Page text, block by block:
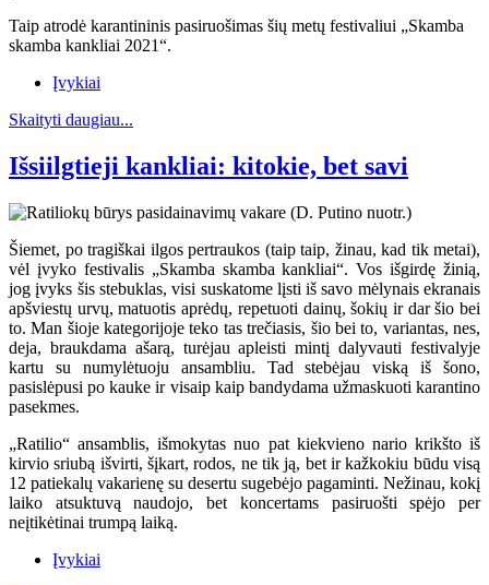
Taip atrodė karantininis pasiruošimas šių metų festivaliui „Skamba
skamba kankliai 2021“.
Įvykiai
Skaityti daugiau...
Išsiilgtieji kankliai: kitokie, bet savi
Šiemet, po tragiškai ilgos pertraukos (taip taip, žinau, kad tik metai),
vėl įvyko festivalis „Skamba skamba kankliai“. Vos išgirdę žinią,
jog įvyks šis stebuklas, visi suskatome lįsti iš savo mėlynais ekranais
apšviestų urvų, matuotis aprėdų, repetuoti dainų, šokių ir dar šio bei
to. Man šioje kategorijoje teko tas trečiasis, šio bei to, variantas, nes,
deja, braukdama ašarą, turėjau apleisti mintį dalyvauti festivalyje
kartu su numylėtuoju ansambliu. Tad stebėjau viską iš šono,
pasislėpusi po kauke ir visaip kaip bandydama užmaskuoti karantino
pasekmes.
„Ratilio“ ansamblis, išmokytas nuo pat kiekvieno nario krikšto iš
kirvio sriubą išvirti, šįkart, rodos, ne tik ją, bet ir kažkokiu būdu visą
12 patiekalų vakarienę su desertu sugebėjo pagaminti. Nežinau, kokį
laiko atsuktuvą naudojo, bet koncertams pasiruošti spėjo per
neįtikėtinai trumpą laiką.
Įvykiai